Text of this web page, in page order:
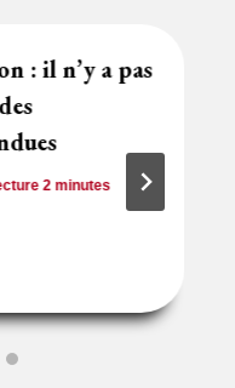
: il n’y a pas
2minutes